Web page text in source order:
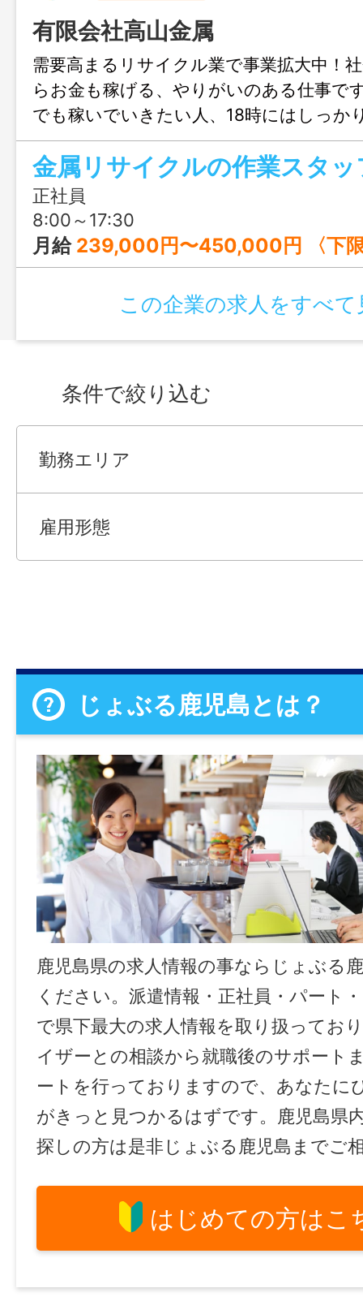
有限会社高山金属
需要高まるリサイクル業で事業拡大中！
らお金も稼げる、やりがいのある仕事で
でも稼いでいきたい人、18時にはしっか
イベートの時間を持ちたい人にオススメ
金属リサイクルの作業スタッ
正社員
8:00～17:30
月給 239,000円〜450,000円 〈下限給与の内訳〉 基本給：200,000円～ 固定残業手当：14,000円～ 住宅手当：20,000円（最低20,000円保証） 通勤手当：5,000円～（最低5,000円保証） 〈固定残業手当について〉 固定残業手当：14,000円～ ※時間外労働の
この企業の求人をすべて
条件で絞り込む
勤務エリア
雇用形態
じょぶる鹿児島とは？
鹿児島県の求人情報の事ならじょぶる
ください。派遣情報・正社員・パート
で県下最大の求人情報を取り扱ってお
イザーとの相談から就職後のサポート
ートを行っておりますので、あなたに
がきっと見つかるはずです。鹿児島県
探しの方は是非じょぶる鹿児島までご
はじめての方はこ